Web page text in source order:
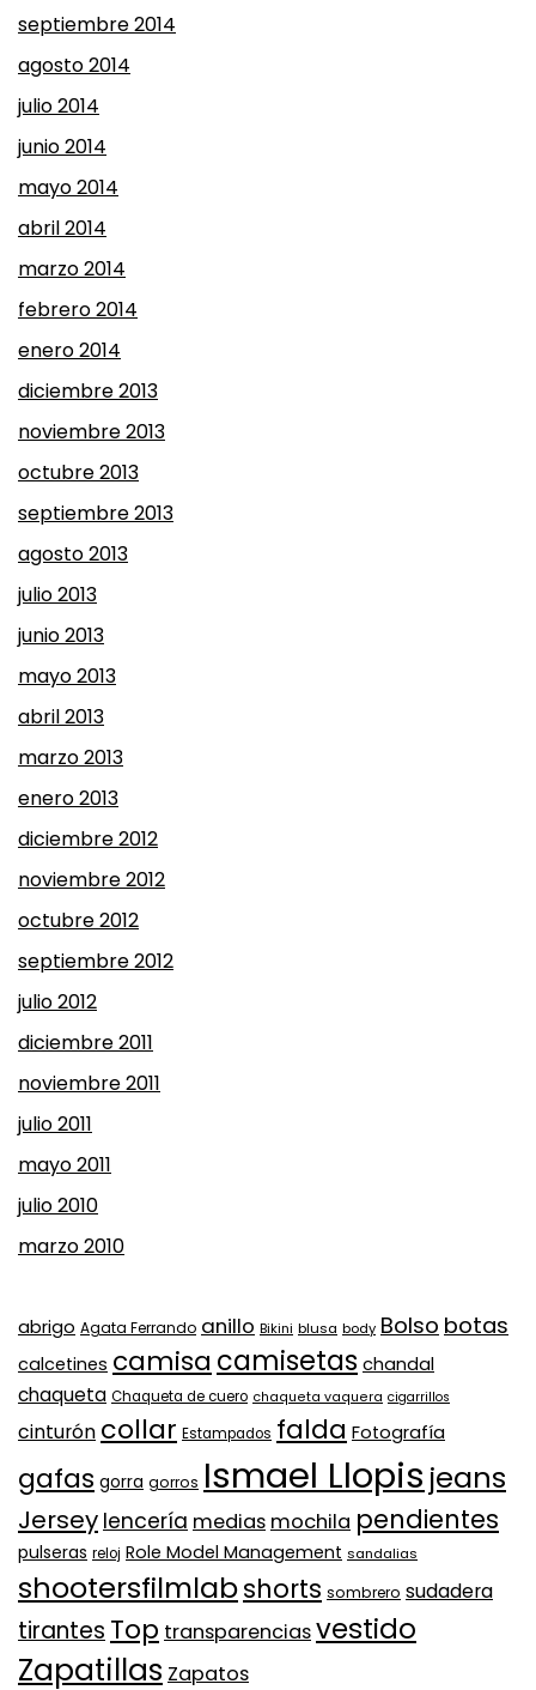
septiembre 2014
agosto 2014
julio 2014
junio 2014
mayo 2014
abril 2014
marzo 2014
febrero 2014
enero 2014
diciembre 2013
noviembre 2013
octubre 2013
septiembre 2013
agosto 2013
julio 2013
junio 2013
mayo 2013
abril 2013
marzo 2013
enero 2013
diciembre 2012
noviembre 2012
octubre 2012
septiembre 2012
julio 2012
diciembre 2011
noviembre 2011
julio 2011
mayo 2011
julio 2010
marzo 2010
abrigo Agata Ferrando anillo Bikini blusa body Bolso botas
calcetines camisa camisetas chandal
chaqueta Chaqueta de cuero chaqueta vaquera cigarrillos
cinturón collar Estampados falda Fotografía
gafas gorra gorros Ismael Llopis jeans
Jersey lencería medias mochila pendientes
pulseras reloj Role Model Management sandalias
shootersfilmlabshorts sombrero sudadera
tirantes Top transparenciasvestido
Zapatillas Zapatos